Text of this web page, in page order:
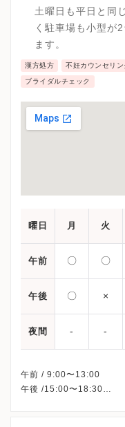
都立駒込病院、日
天堂医院、東大病
状にも他の病院を
土曜日も平日と同
く駐車場も小型が
ます。
漢方処方 不妊カウンセリン
ブライダルチェック
曜日 月 火
午前 〇 〇
午後 〇 ×
夜間 - -
午前 / 9:00〜13:00
午後 /15:00〜18:30